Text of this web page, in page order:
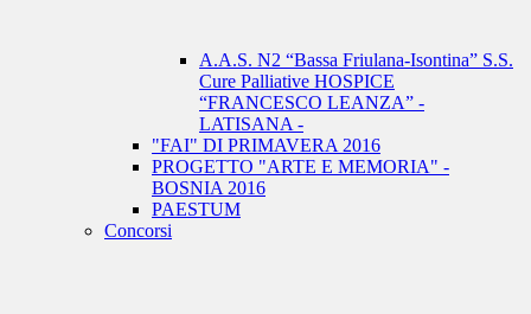
A.A.S. N2 “Bassa Friulana-Isontina” S.S.
Cure Palliative HOSPICE
“FRANCESCO LEANZA” -
LATISANA -
"FAI" DI PRIMAVERA 2016
PROGETTO "ARTE E MEMORIA" -
BOSNIA 2016
PAESTUM
Concorsi